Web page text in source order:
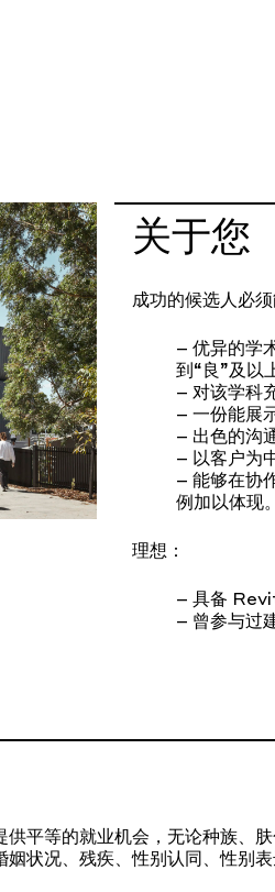
关于您
成功的候选人必
– 优异的学
到“良”及以
– 对该学科
– 一份能展
– 出色的沟
– 以客户为
– 能够在协
例加以体现。
理想：
– 具备
– 曾参与过
平等的就业机会，无论种族、
状况、残疾、性别认同、性别表